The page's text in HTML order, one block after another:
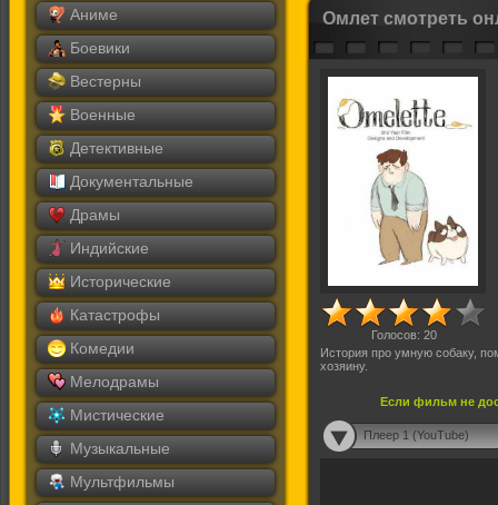
Аниме
Боевики
Вестерны
Военные
Детективные
Документальные
Драмы
Индийские
Исторические
Катастрофы
Комедии
Мелодрамы
Мистические
Музыкальные
Мультфильмы
Омлет смотреть
Голосов: 20
История про умную собаку,
хозяину.
Если фильм не
Плеер 1 (YouTube)